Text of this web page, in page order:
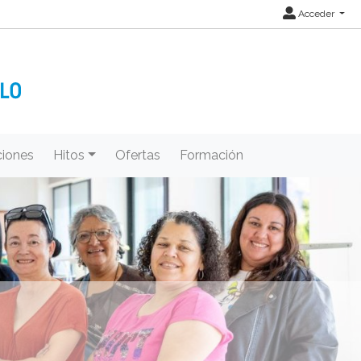
Acceder
Hitos Ofertas Formación